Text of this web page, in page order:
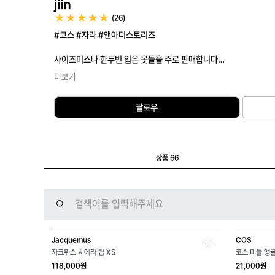
jiin
(26)
#코스 #자라 #앤아더스토리즈
사이즈미스나 한두번 입은 옷들을 주로 판매합니다
[배송]
주로 당일~익일 발송하며
더보기
팔로우
상품 66
Jacquemus
자크뮈스 시에라 탑 XS
118,000원
COS
코스 미들 앵
21,000원